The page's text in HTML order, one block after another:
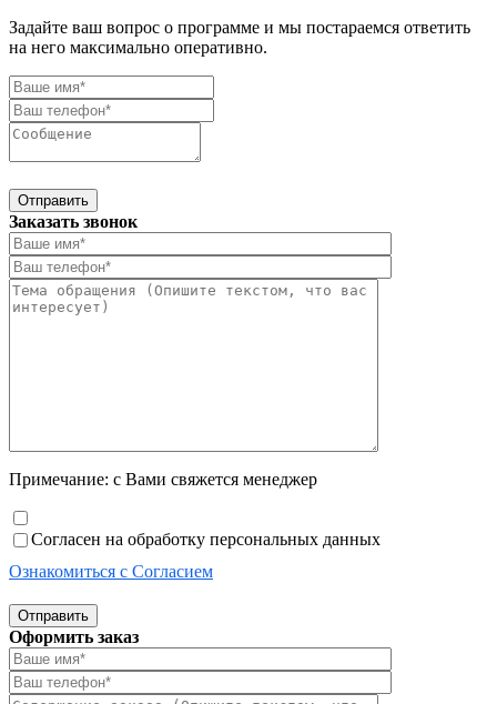
Задайте ваш вопрос о программе и мы постараемся ответить
на него максимально оперативно.
Отправить
Заказать звонок
Примечание: с Вами свяжется менеджер
Согласен на обработку персональных данных
Ознакомиться с Согласием
Отправить
Оформить заказ